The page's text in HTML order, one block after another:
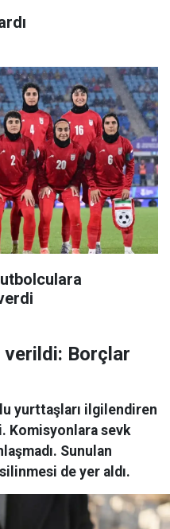
verildi: Borçlar
yurttaşları ilgilendiren
Komisyonlara sevk
Sunulan
de yer aldı.